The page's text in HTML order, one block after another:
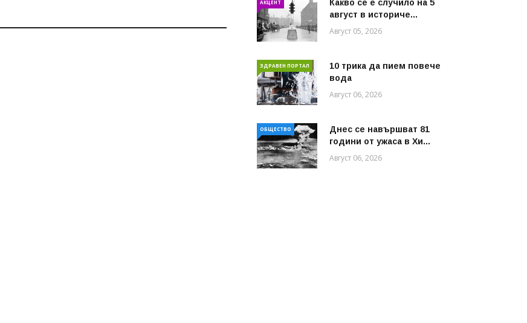
АКЦЕНТ
Какво се е случило на 5
август в историче...
Август 05, 2026
ЗДРАВЕН ПОРТАЛ
10 трика да пием повече
вода
Август 06, 2026
ОБЩЕСТВО
Днес се навършват 81
години от ужаса в Хи...
Август 06, 2026